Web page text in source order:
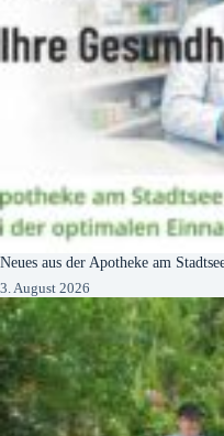
Neues aus der Apotheke am
3. August 2026